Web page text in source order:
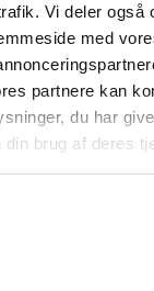
Vi deler også
med
partnere kan
du har
brug af deres
på Sjælland, om
og Falster så